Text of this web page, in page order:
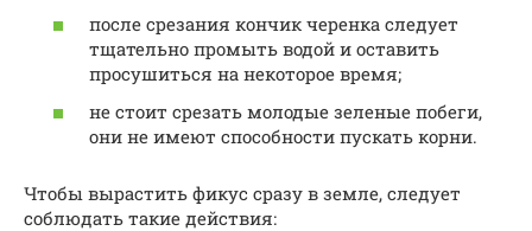
после срезания кончик черенка следует
тщательно промыть водой и оставить
просушиться на некоторое время;
не стоит срезать молодые зеленые побеги,
они не имеют способности пускать корни.
Чтобы вырастить фикус сразу в земле, следует
соблюдать такие действия: